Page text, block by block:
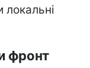
фронт